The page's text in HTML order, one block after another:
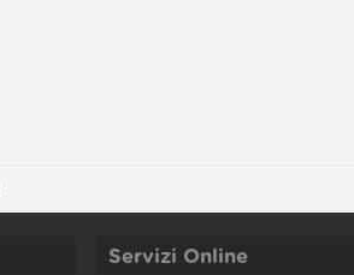
Servizi Online